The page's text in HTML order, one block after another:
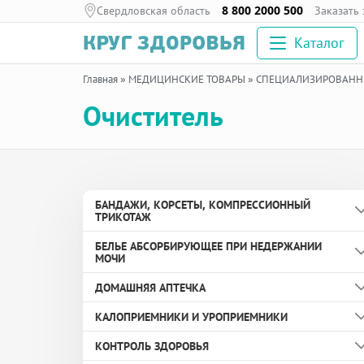
Свердловская область 8 800 2000 500 Заказать
Каталог
Главная» МЕДИЦИНСКИЕ ТОВАРЫ »
Очиститель
БАНДАЖИ, КОРСЕТЫ, КОМПРЕССИОННЫЙ
ТРИКОТАЖ
Бандаж дородовой
Бандаж противогрыжевой
Бандаж с аппликаторами биомагнитными
медицинскими
Бандаж согревающий
БЕЛЬЕ АБСОРБИРУЮЩЕЕ ПРИ НЕДЕРЖАНИИ
МОЧИ
Вкладыши урологические
Пелёнки
Подгузники и подгузники-трусы для взрослых
ДОМАШНЯЯ АПТЕЧКА
Здоровье глаз
Здоровье ног и суставов
КАЛОПРИЕМНИКИ И УРОПРИЕМНИКИ
Защитные кольца
КОНТРОЛЬ ЗДОРОВЬЯ